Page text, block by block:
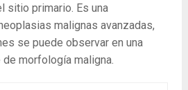
sitio primario. Es una
malignas avanzadas,
se puede observar en una
morfología maligna.